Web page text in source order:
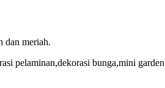
dan meriah.
pelaminan,dekorasi bunga,mini